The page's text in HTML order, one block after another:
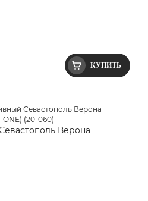
КУПИТЬ
Верона